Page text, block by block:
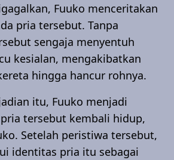
Fuuko menceritakan
pria tersebut. Tanpa
sengaja menyentuh
kesialan, mengakibatkan
hingga hancur rohnya.
itu, Fuuko menjadi
tersebut kembali hidup,
Setelah peristiwa tersebut,
identitas pria itu sebagai